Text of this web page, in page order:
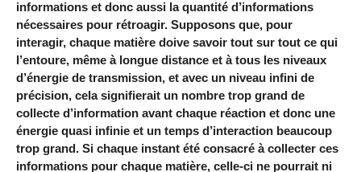
informations et donc aussi la quantité d’informations
nécessaires pour rétroagir. Supposons que, pour
interagir, chaque matière doive savoir tout sur tout ce qui
l’entoure, même à longue distance et à tous les niveaux
d’énergie de transmission, et avec un niveau infini de
précision, cela signifierait un nombre trop grand de
collecte d’information avant chaque réaction et donc une
énergie quasi infinie et un temps d’interaction beaucoup
trop grand. Si chaque instant été consacré à collecter ces
informations pour chaque matière, celle-ci ne pourrait ni